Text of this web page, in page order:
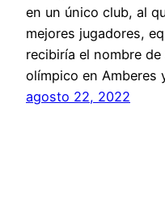
en un único club, al
mejores jugadores,
recibiría el nombre
olímpico en Amberes
agosto 22, 2022